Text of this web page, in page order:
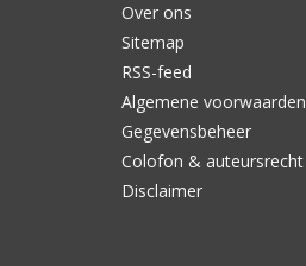
Over ons
Sitemap
RSS-feed
Algemene voorwaarden
Gegevensbeheer
Colofon & auteursrecht
Disclaimer